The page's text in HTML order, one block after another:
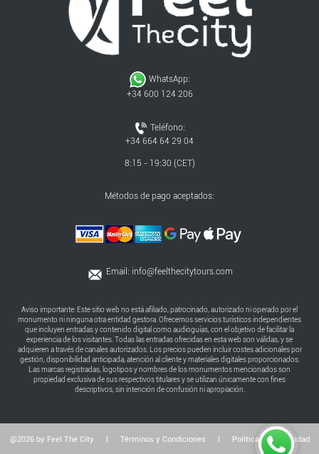
WhatsApp:
+34 600 124 206
Teléfono:
+34 664 64 29 04
8:15 - 19:30 (CET)
Métodos de pago aceptados:
Email: info@feelthecitytours.com
Aviso importante: Este sitio web no está afiliado, patrocinado, autorizado ni operado por el
monumento ni ninguna otra entidad gestora. Ofrecemos servicios turísticos independientes
que incluyen entradas y contenido digital como audioguías, con el objetivo de facilitar la
experiencia de los visitantes. Todas las entradas ofrecidas en esta web son válidas, y se
adquieren a través de canales autorizados. Los precios pueden incluir costes adicionales por
gestión, disponibilidad anticipada, atención al cliente y materiales digitales proporcionados.
Las marcas registradas, logotipos y nombres de los monumentos mencionados son
propiedad exclusiva de sus respectivos titulares y se utilizan únicamente con fines
descriptivos, sin intención de confusión ni apropiación.
@2026 by Feel The City | Términos y Condiciones | Política de Privacidad